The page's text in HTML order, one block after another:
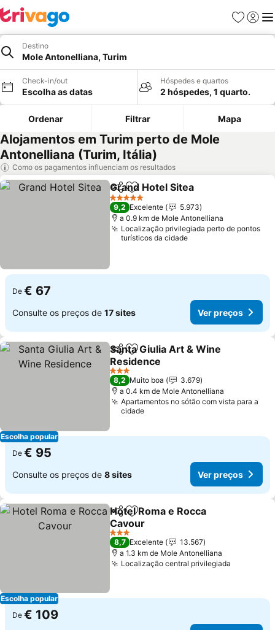
Favoritos
Iniciar
Destino
Mole Antonelliana, Turim
Check-in/out
Escolha as datas
Hóspedes e quartos
2 hóspedes, 1 quarto.
Ordenar Filtrar Mapa
Alojamentos em Turim perto de Mole
Antonelliana (Turim, Itália)
Como os pagamentos influenciam os resultados
PartilharAdicionar aos favoritos
Grand Hotel Sitea
5 Estrelas
9,2 Excelente
5.973
a 0.9 km de Mole Antonelliana
Localização privilegiada perto de pontos
turísticos da cidade
De € 67
Consulte os preços de 17 sites Ver preços
Escolha popular
PartilharAdicionar aos favoritos
Santa Giulia Art & Wine
Residence
Ver preços
3 Estrelas
8,2 Muito boa
3.679
a 0.4 km de Mole Antonelliana
Apartamentos no sótão com vista para a
cidade
De € 95
Consulte os preços de 8 sites Ver preços
Escolha popular
PartilharAdicionar aos favoritos
Hotel Roma e Rocca
Cavour
Ver preços
3 Estrelas
8,7 Excelente
13.567
a 1.3 km de Mole Antonelliana
Localização central privilegiada
De € 109